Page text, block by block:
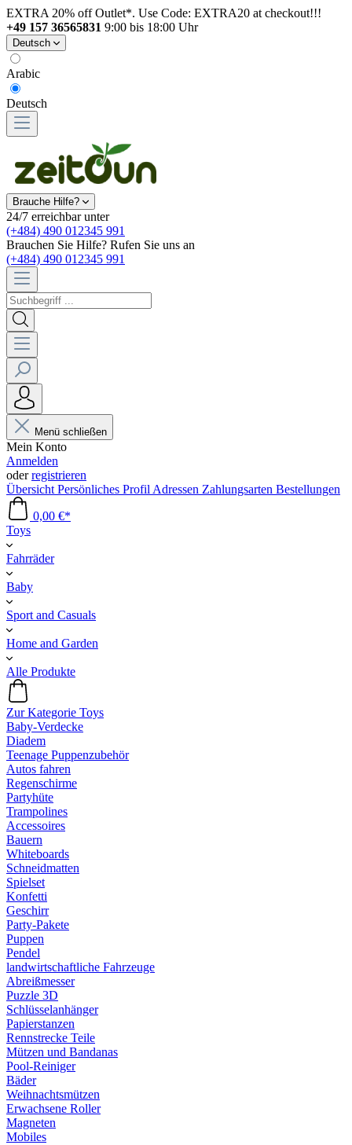
EXTRA 20% off Outlet*. Use Code: EXTRA20 at checkout!!!
+49 157 36565831 9:00 bis 18:00 Uhr
Deutsch
Arabic
Deutsch
Brauche Hilfe?
24/7 erreichbar unter
(+484) 490 012345 991
Brauchen Sie Hilfe? Rufen Sie uns an
(+484) 490 012345 991
Menü schließen
Mein Konto
Anmelden
oderregistrieren
Übersicht Persönliches Profil Adressen Zahlungsarten Bestellungen
0,00 €*
Toys
Fahrräder
Baby
Sport and Casuals
Home and Garden
Alle Produkte
Zur Kategorie Toys
Baby-Verdecke
Diadem
Teenage Puppenzubehör
Autos fahren
Regenschirme
Partyhüte
Trampolines
Accessoires
Bauern
Whiteboards
Schneidmatten
Spielset
Konfetti
Geschirr
Party-Pakete
Puppen
Pendel
landwirtschaftliche Fahrzeuge
Abreißmesser
Puzzle 3D
Schlüsselanhänger
Papierstanzen
Rennstrecke Teile
Mützen und Bandanas
Pool-Reiniger
Bäder
Weihnachtsmützen
Erwachsene Roller
Magneten
Mobiles